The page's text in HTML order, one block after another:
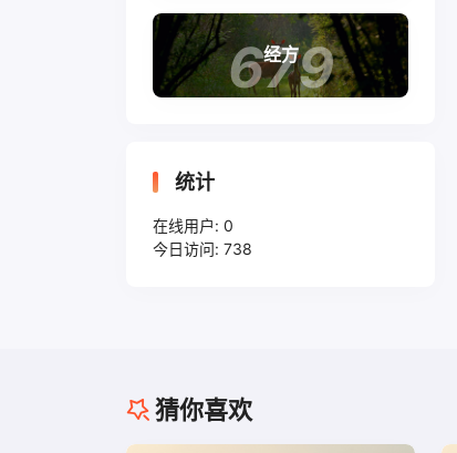
679
经方
统计
在线用户: 0
今日访问: 738
猜你喜欢